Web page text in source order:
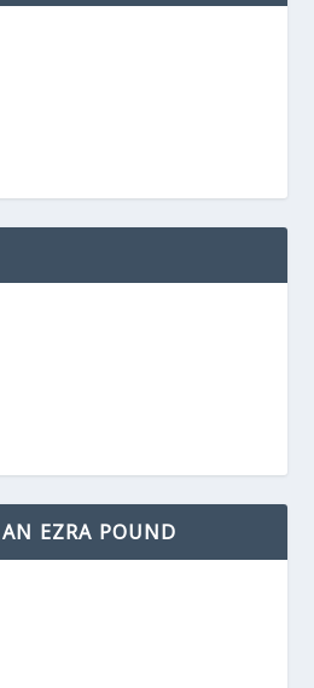
EZRA POUND